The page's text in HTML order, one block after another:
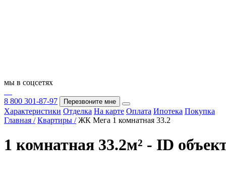
мы в соцсетях
8 800 301-87-97 Перезвоните мне
Характеристики Отделка На карте Оплата Ипотека Покупка
Главная / Квартиры / ЖК Мега 1 комнатная 33.2
1 комнатная 33.2м² - ID